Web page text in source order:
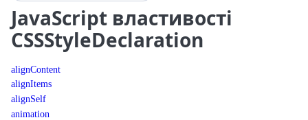
JavaScript властивості
CSSStyleDeclaration
alignContent
alignItems
alignSelf
animation